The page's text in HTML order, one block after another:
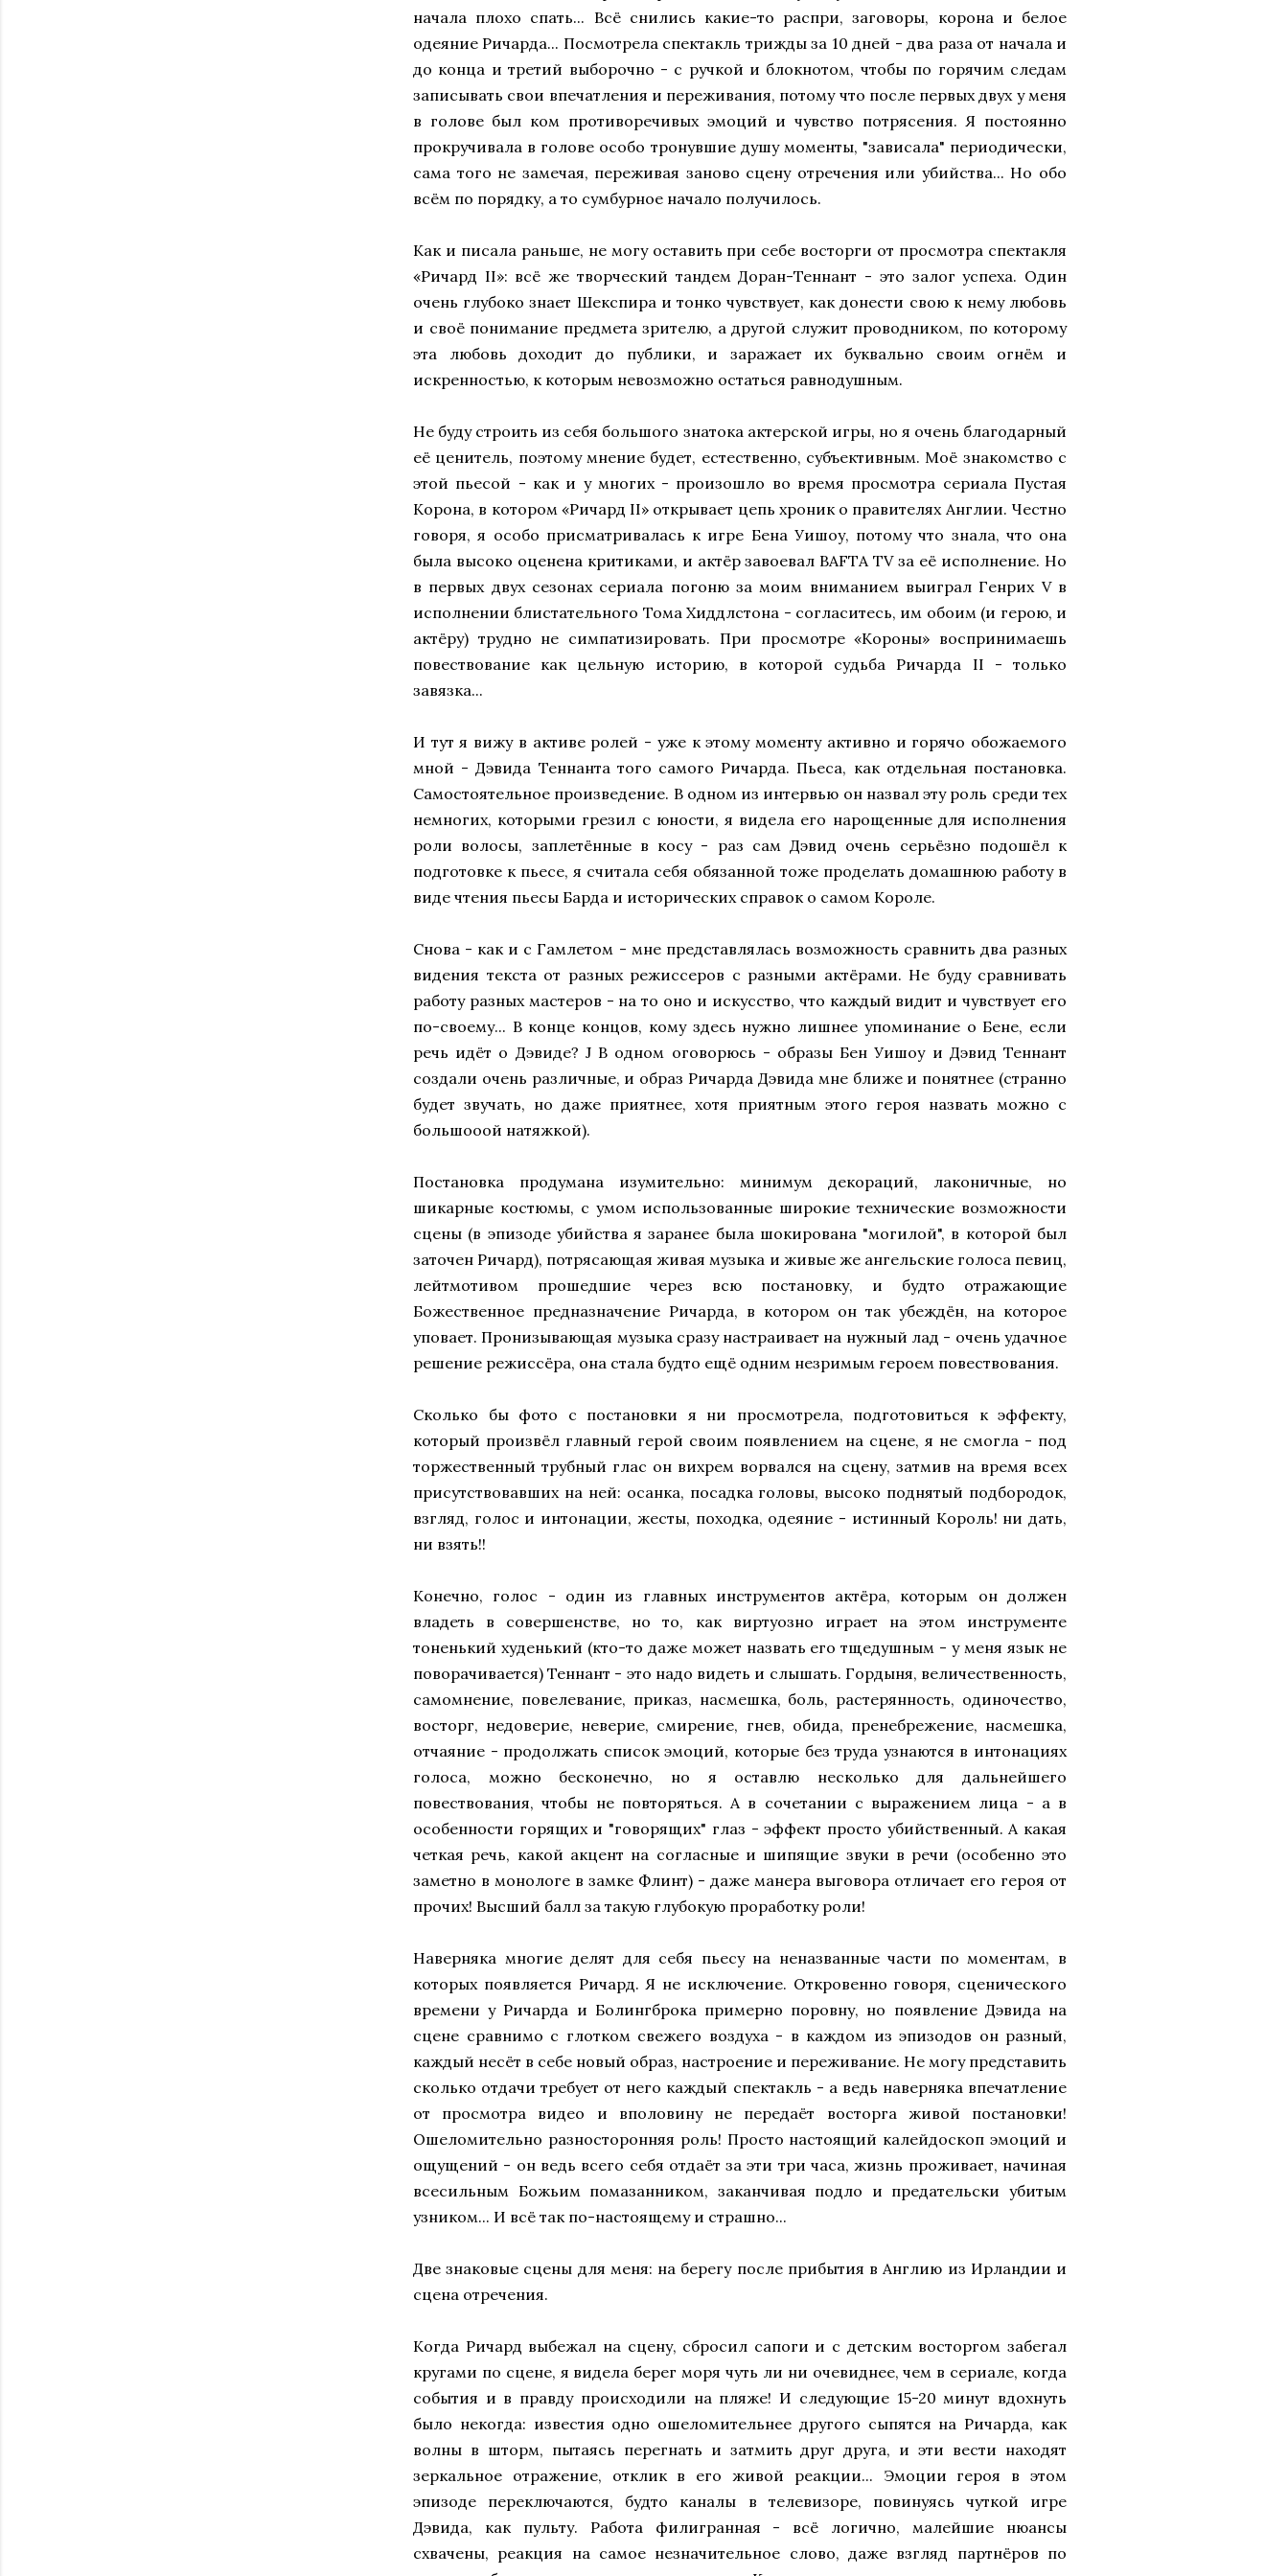
начала плохо спать... Всё снились какие-то распри, заговоры, корона и белое
одеяние Ричарда... Посмотрела спектакль трижды за 10 дней - два раза от начала и
до конца и третий выборочно - с ручкой и блокнотом, чтобы по горячим следам
записывать свои впечатления и переживания, потому что после первых двух у меня
в голове был ком противоречивых эмоций и чувство потрясения. Я постоянно
прокручивала в голове особо тронувшие душу моменты, "зависала" периодически,
сама того не замечая, переживая заново сцену отречения или убийства... Но обо
всём по порядку, а то сумбурное начало получилось.
Как и писала раньше, не могу оставить при себе восторги от просмотра спектакля
«Ричард II»: всё же творческий тандем Доран-Теннант - это залог успеха. Один
очень глубоко знает Шекспира и тонко чувствует, как донести свою к нему любовь
и своё понимание предмета зрителю, а другой служит проводником, по которому
эта любовь доходит до публики, и заражает их буквально своим огнём и
искренностью, к которым невозможно остаться равнодушным.
Не буду строить из себя большого знатока актерской игры, но я очень благодарный
её ценитель, поэтому мнение будет, естественно, субъективным. Моё знакомство с
этой пьесой - как и у многих - произошло во время просмотра сериала Пустая
Корона, в котором «Ричард II» открывает цепь хроник о правителях Англии. Честно
говоря, я особо присматривалась к игре Бена Уишоу, потому что знала, что она
была высоко оценена критиками, и актёр завоевал BAFTA TV за её исполнение. Но
в первых двух сезонах сериала погоню за моим вниманием выиграл Генрих V в
исполнении блистательного Тома Хиддлстона - согласитесь, им обоим (и герою, и
актёру) трудно не симпатизировать. При просмотре «Короны» воспринимаешь
повествование как цельную историю, в которой судьба Ричарда II - только
завязка...
И тут я вижу в активе ролей - уже к этому моменту активно и горячо обожаемого
мной - Дэвида Теннанта того самого Ричарда. Пьеса, как отдельная постановка.
Самостоятельное произведение. В одном из интервью он назвал эту роль среди тех
немногих, которыми грезил с юности, я видела его нарощенные для исполнения
роли волосы, заплетённые в косу - раз сам Дэвид очень серьёзно подошёл к
подготовке к пьесе, я считала себя обязанной тоже проделать домашнюю работу в
виде чтения пьесы Барда и исторических справок о самом Короле.
Снова - как и с Гамлетом - мне представлялась возможность сравнить два разных
видения текста от разных режиссеров с разными актёрами. Не буду сравнивать
работу разных мастеров - на то оно и искусство, что каждый видит и чувствует его
по-своему... В конце концов, кому здесь нужно лишнее упоминание о Бене, если
речь идёт о Дэвиде? J В одном оговорюсь - образы Бен Уишоу и Дэвид Теннант
создали очень различные, и образ Ричарда Дэвида мне ближе и понятнее (странно
будет звучать, но даже приятнее, хотя приятным этого героя назвать можно с
большооой натяжкой).
Постановка продумана изумительно: минимум декораций, лаконичные, но
шикарные костюмы, с умом использованные широкие технические возможности
сцены (в эпизоде убийства я заранее была шокирована "могилой", в которой был
заточен Ричард), потрясающая живая музыка и живые же ангельские голоса певиц,
лейтмотивом прошедшие через всю постановку, и будто отражающие
Божественное предназначение Ричарда, в котором он так убеждён, на которое
уповает. Пронизывающая музыка сразу настраивает на нужный лад - очень удачное
решение режиссёра, она стала будто ещё одним незримым героем повествования.
Сколько бы фото с постановки я ни просмотрела, подготовиться к эффекту,
который произвёл главный герой своим появлением на сцене, я не смогла - под
торжественный трубный глас он вихрем ворвался на сцену, затмив на время всех
присутствовавших на ней: осанка, посадка головы, высоко поднятый подбородок,
взгляд, голос и интонации, жесты, походка, одеяние - истинный Король! ни дать,
ни взять!!
Конечно, голос - один из главных инструментов актёра, которым он должен
владеть в совершенстве, но то, как виртуозно играет на этом инструменте
тоненький худенький (кто-то даже может назвать его тщедушным - у меня язык не
поворачивается) Теннант - это надо видеть и слышать. Гордыня, величественность,
самомнение, повелевание, приказ, насмешка, боль, растерянность, одиночество,
восторг, недоверие, неверие, смирение, гнев, обида, пренебрежение, насмешка,
отчаяние - продолжать список эмоций, которые без труда узнаются в интонациях
голоса, можно бесконечно, но я оставлю несколько для дальнейшего
повествования, чтобы не повторяться. А в сочетании с выражением лица - а в
особенности горящих и "говорящих" глаз - эффект просто убийственный. А какая
четкая речь, какой акцент на согласные и шипящие звуки в речи (особенно это
заметно в монологе в замке Флинт) - даже манера выговора отличает его героя от
прочих! Высший балл за такую глубокую проработку роли!
Наверняка многие делят для себя пьесу на неназванные части по моментам, в
которых появляется Ричард. Я не исключение. Откровенно говоря, сценического
времени у Ричарда и Болингброка примерно поровну, но появление Дэвида на
сцене сравнимо с глотком свежего воздуха - в каждом из эпизодов он разный,
каждый несёт в себе новый образ, настроение и переживание. Не могу представить
сколько отдачи требует от него каждый спектакль - а ведь наверняка впечатление
от просмотра видео и вполовину не передаёт восторга живой постановки!
Ошеломительно разносторонняя роль! Просто настоящий калейдоскоп эмоций и
ощущений - он ведь всего себя отдаёт за эти три часа, жизнь проживает, начиная
всесильным Божьим помазанником, заканчивая подло и предательски убитым
узником... И всё так по-настоящему и страшно...
Две знаковые сцены для меня: на берегу после прибытия в Англию из Ирландии и
сцена отречения.
Когда Ричард выбежал на сцену, сбросил сапоги и с детским восторгом забегал
кругами по сцене, я видела берег моря чуть ли ни очевиднее, чем в сериале, когда
события и в правду происходили на пляже! И следующие 15-20 минут вдохнуть
было некогда: известия одно ошеломительнее другого сыпятся на Ричарда, как
волны в шторм, пытаясь перегнать и затмить друг друга, и эти вести находят
зеркальное отражение, отклик в его живой реакции... Эмоции героя в этом
эпизоде переключаются, будто каналы в телевизоре, повинуясь чуткой игре
Дэвида, как пульту. Работа филигранная - всё логично, малейшие нюансы
схвачены, реакция на самое незначительное слово, даже взгляд партнёров по